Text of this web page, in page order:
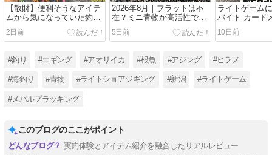
【散財】便利そうなアイテ
ムから気になっていた釣具
など色々と購入しました♪
2日前
2026年8月｜フラットは不
在？ミニ青物が高活性でし
た！-新潟県上越-ライトシ
ョアジギング
5日前
ライトゲーム
バイト カード
レビュー
10日前
#釣り #エギング #アオリイカ #根魚 #アジング #ヒラメ
#海釣り #青物 #ライトショアジギング #新潟 #ライトゲーム
#メバルプラッキング
このブログのここがポイント
実釣体験とアイテム紹介を融合したリアルレビュー